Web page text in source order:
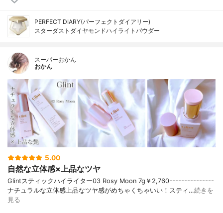
PERFECT DIARY(パーフェクトダイアリー)
スターダストダイヤモンドハイライトパウダー
スーパーおかん
おかん
5.00
自然な立体感×上品なツヤ
Glintスティックハイライター03 Rosy Moon 7g￥2,760---------------
ナチュラルな立体感上品なツヤ感がめちゃくちゃいい！スティ…続きを
見る